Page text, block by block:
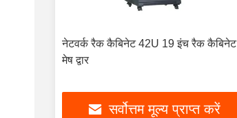
नेटवर्क रैक कैबिनेट 42U 19 इंच रैक कैबिनेट
मेष द्वार
सर्वोत्तम मूल्य प्राप्त करें